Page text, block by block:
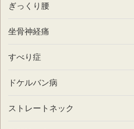
ぎっくり腰
坐骨神経痛
すべり症
ドケルバン病
ストレートネック